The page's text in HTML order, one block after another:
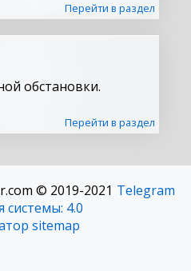
Перейти в раздел
обстановки.
Перейти в раздел
© 2019-2021
системы: 4.0
sitemap
Telegram